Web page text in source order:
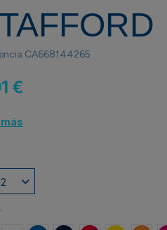
CA668144265
€